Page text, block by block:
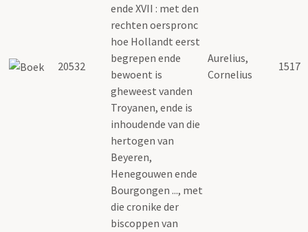
20532
ende XVII : met den
rechten oerspronc
hoe Hollandt eerst
begrepen ende
bewoent is
gheweest vanden
Troyanen, ende is
inhoudende van die
hertogen van
Beyeren,
Henegouwen ende
Bourgongen ..., met
die cronike der
biscoppen van
Aurelius,
Cornelius
1517